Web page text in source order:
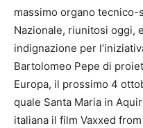
massimo organo
Nazionale, riunitosi oggi,
indignazione per
Bartolomeo Pepe di
Europa, il prossimo 4
quale Santa Maria in
italiana il film Vaxxed